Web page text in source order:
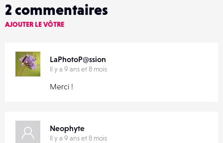
2 commentaires
AJOUTER LE VÔTRE
LaPhotoP@ssion
Il y a 9 ans et 8 mois
Merci !
Neophyte
Il y a 9 ans et 8 mois